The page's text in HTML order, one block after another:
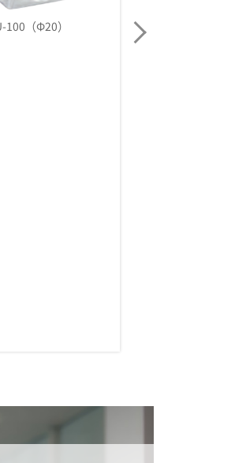
100（Φ20）